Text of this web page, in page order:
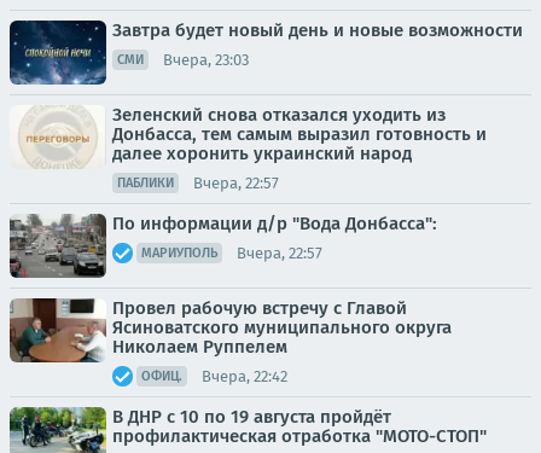
Завтра будет новый день и новые возможности
СМИ Вчера, 23:03
Зеленский снова отказался уходить из
Донбасса, тем самым выразил готовность и
далее хоронить украинский народ
ПАБЛИКИ Вчера, 22:57
По информации д/р "Вода Донбасса":
МАРИУПОЛЬ Вчера, 22:57
Провел рабочую встречу с Главой
Ясиноватского муниципального округа
Николаем Руппелем
ОФИЦ. Вчера, 22:42
В ДНР с 10 по 19 августа пройдёт
профилактическая отработка "МОТО-СТОП"